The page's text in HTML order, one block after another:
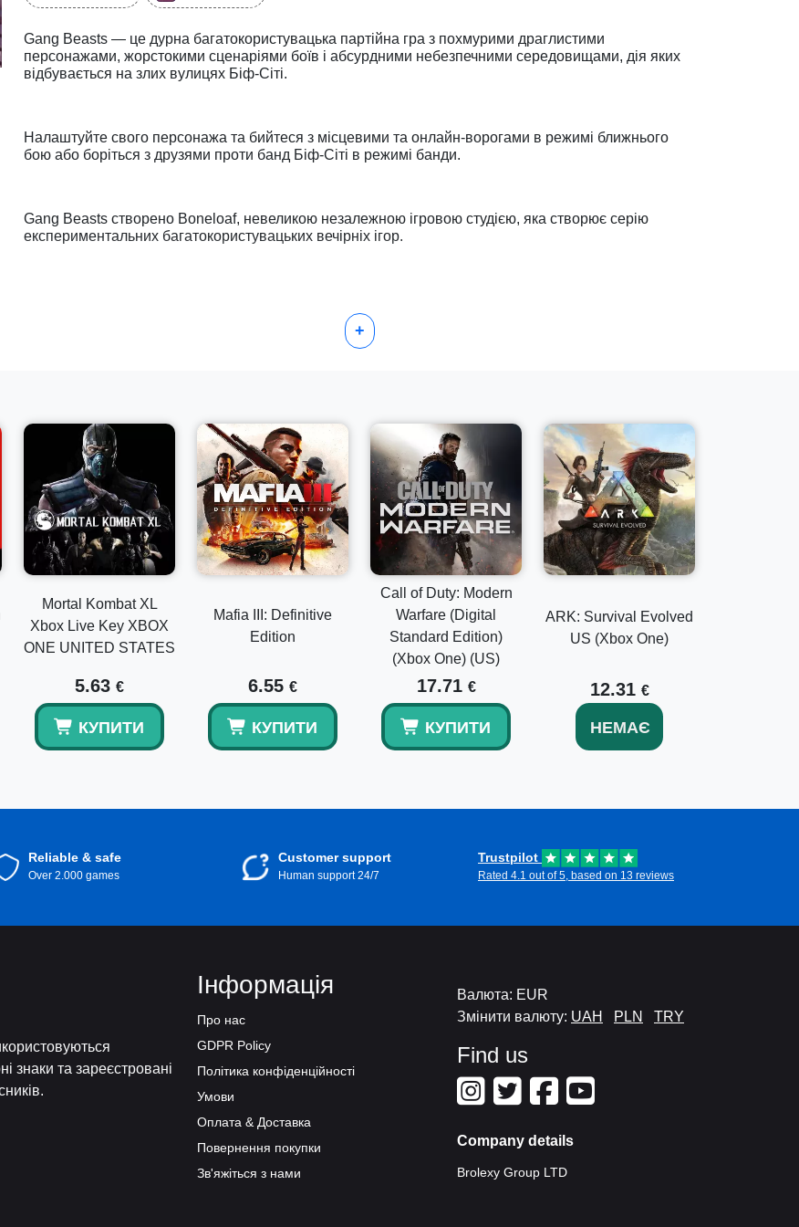
Gang Beasts — це дурна багатокористувацька партійна гра з похмурими драглистими
персонажами, жорстокими сценаріями боїв і абсурдними небезпечними середовищами, дія яких
відбувається на злих вулицях Біф-Сіті.
Налаштуйте свого персонажа та бийтеся з місцевими та онлайн-ворогами в режимі ближнього
бою або боріться з друзями проти банд Біф-Сіті в режимі банди.
Gang Beasts створено Boneloaf, невеликою незалежною ігровою студією, яка створює серію
експериментальних багатокористувацьких вечірніх ігор.
+
Mortal Kombat XL
Xbox Live Key XBOX
ONE UNITED STATES
5.63 €
КУПИТИ
Mafia III: Definitive
Edition
6.55 €
КУПИТИ
Call of Duty: Modern
Warfare (Digital
Standard Edition)
(Xbox One) (US)
17.71 €
КУПИТИ
ARK: Survival Evolved
US (Xbox One)
12.31 €
НЕМАЄ
Reliable & safe
Over 2.000 games
Customer support
Human support 24/7
Trustpilot
Rated 4.1 out of 5, based on 13 reviews
знаки та зареєстровані
Інформація
Про нас
GDPR Policy
Політика конфіденційності
Умови
Оплата & Доставка
Повернення покупки
Зв'яжіться з нами
Валюта: EUR
Змінити валюту: UAH PLN TRY
Find us
Company details
Brolexy Group LTD